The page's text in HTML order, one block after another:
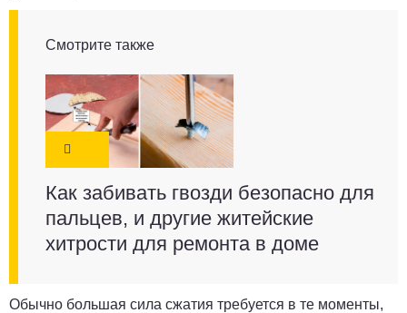
Смотрите также
Как забивать гвозди безопасно для
пальцев, и другие житейские
хитрости для ремонта в доме
Обычно большая сила сжатия требуется в те моменты,